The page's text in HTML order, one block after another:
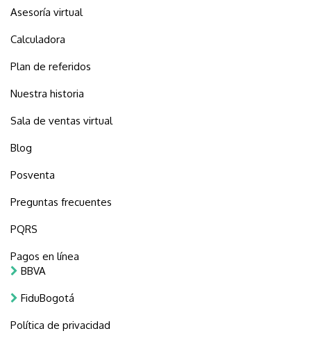
Asesoría virtual
Calculadora
Plan de referidos
Nuestra historia
Sala de ventas virtual
Blog
Posventa
Preguntas frecuentes
PQRS
Pagos en línea
BBVA
FiduBogotá
Política de privacidad